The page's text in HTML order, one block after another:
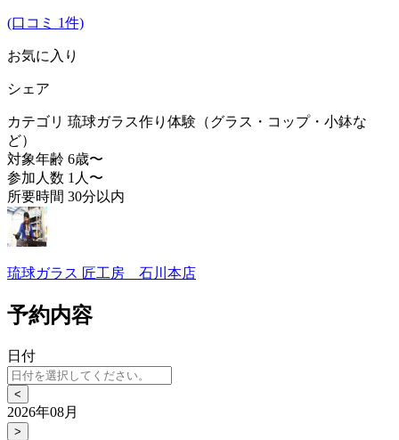
(口コミ 1件)
お気に入り
シェア
カテゴリ 琉球ガラス作り体験（グラス・コップ・小鉢な
ど）
対象年齢 6歳〜
参加人数 1人〜
所要時間 30分以内
琉球ガラス 匠工房 石川本店
予約内容
日付
<
2026年08月
>